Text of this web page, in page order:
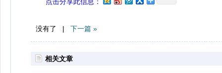
没有了 | 下一篇 »
相关文章